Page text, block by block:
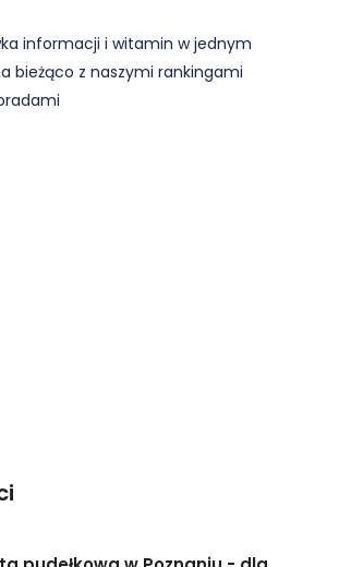
informacji i witamin w jednym
bieżąco z naszymi rankingami